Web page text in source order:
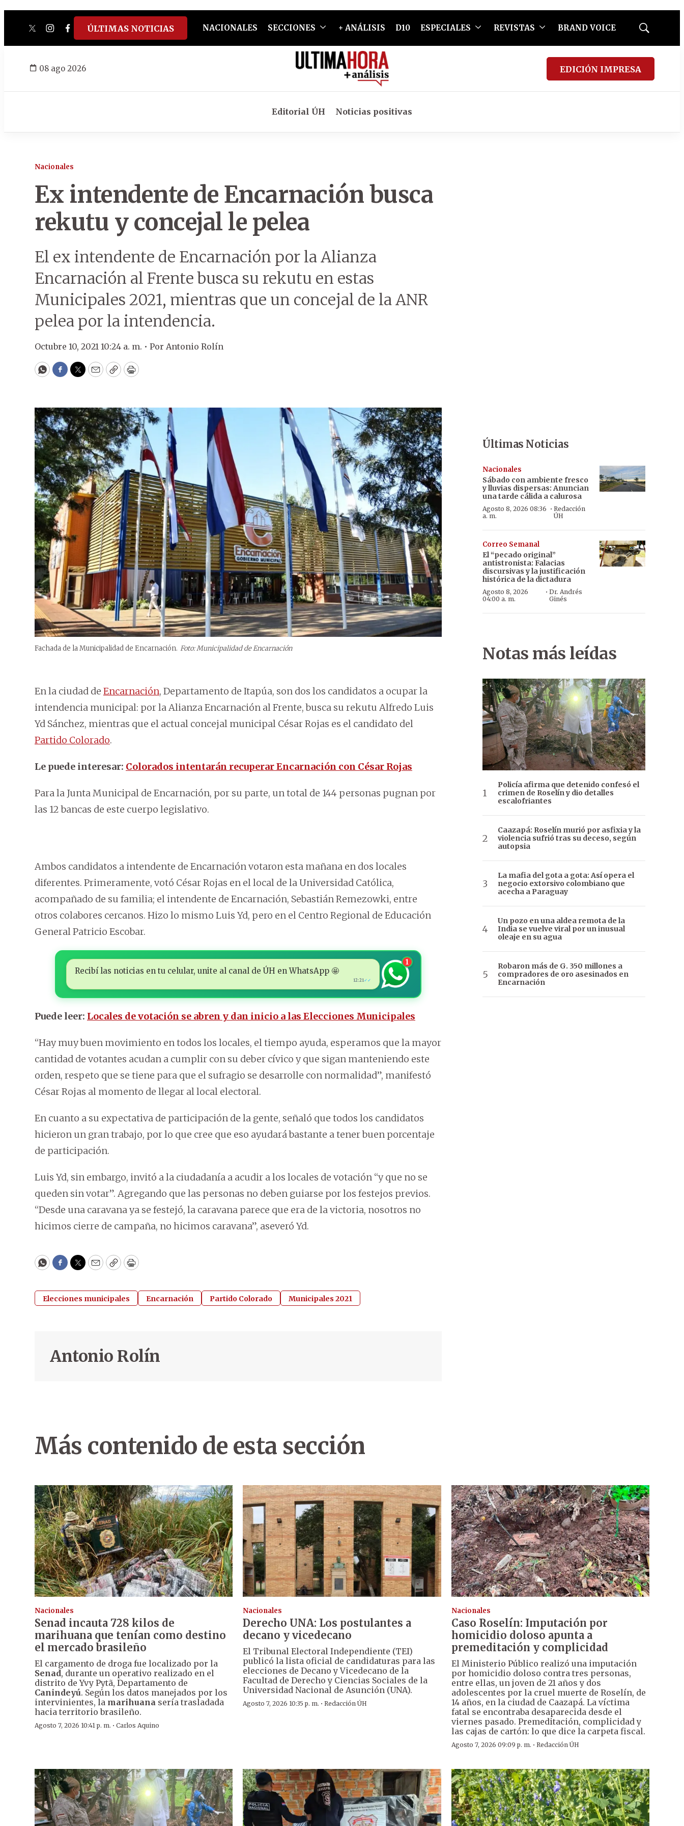
twitterinstagram
facebook
tiktokyoutube
spotify
ÚLTIMAS NOTICIAS NACIONALES SECCIONES + ANÁLISIS D10 ESPECIALES REVISTAS BRAND VOICE
Mostrar
08 ago 2026 EDICIÓN IMPRESA
Editorial ÚH Noticias positivas
Nacionales
Ex intendente de Encarnación busca
rekutu y concejal le pelea
El ex intendente de Encarnación por la Alianza
Encarnación al Frente busca su rekutu en estas
Municipales 2021, mientras que un concejal de la ANR
pelea por la intendencia.
Octubre 10, 2021 10:24 a. m. • Por Antonio Rolín
WhatsApp
Facebook
Twitter
EmailCopyPrint
Fachada de la Municipalidad de Encarnación. Foto: Municipalidad de Encarnación
En la ciudad de Encarnación, Departamento de Itapúa, son dos los candidatos a ocupar la
intendencia municipal: por la Alianza Encarnación al Frente, busca su rekutu Alfredo Luis
Yd Sánchez, mientras que el actual concejal municipal César Rojas es el candidato del
Partido Colorado.
Le puede interesar: Colorados intentarán recuperar Encarnación con César Rojas
Para la Junta Municipal de Encarnación, por su parte, un total de 144 personas pugnan por
las 12 bancas de este cuerpo legislativo.
Ambos candidatos a intendente de Encarnación votaron esta mañana en dos locales
diferentes. Primeramente, votó César Rojas en el local de la Universidad Católica,
acompañado de su familia; el intendente de Encarnación, Sebastián Remezowki, entre
otros colabores cercanos. Hizo lo mismo Luis Yd, pero en el Centro Regional de Educación
General Patricio Escobar.
Recibí las noticias en tu celular, unite al canal de ÚH en WhatsApp 🤩
12:21✓✓
1
Puede leer: Locales de votación se abren y dan inicio a las Elecciones Municipales
“Hay muy buen movimiento en todos los locales, el tiempo ayuda, esperamos que la mayor
cantidad de votantes acudan a cumplir con su deber cívico y que sigan manteniendo este
orden, respeto que se tiene para que el sufragio se desarrolle con normalidad”, manifestó
César Rojas al momento de llegar al local electoral.
En cuanto a su expectativa de participación de la gente, señaló que todos los candidatos
hicieron un gran trabajo, por lo que cree que eso ayudará bastante a tener buen porcentaje
de participación.
Luis Yd, sin embargo, invitó a la ciudadanía a acudir a los locales de votación “y que no se
queden sin votar”. Agregando que las personas no deben guiarse por los festejos previos.
“Desde una caravana ya se festejó, la caravana parece que era de la victoria, nosotros no
hicimos cierre de campaña, no hicimos caravana”, aseveró Yd.
WhatsApp
Facebook
Twitter
EmailCopyPrint
Elecciones municipales Encarnación Partido Colorado Municipales 2021
Antonio Rolín
Últimas Noticias
Nacionales
Sábado con ambiente fresco
y lluvias dispersas: Anuncian
una tarde cálida a calurosa
Agosto 8, 2026 08:36
a. m.
·Redacción
ÚH
Correo Semanal
El “pecado original”
antistronista: Falacias
discursivas y la justificación
histórica de la dictadura
Agosto 8, 2026
04:00 a. m.
·Dr. Andrés
Ginés
Notas más leídas
Policía afirma que detenido confesó el
crimen de Roselín y dio detalles
escalofriantes
Caazapá: Roselín murió por asfixia y la
violencia sufrió tras su deceso, según
autopsia
La mafia del gota a gota: Así opera el
negocio extorsivo colombiano que
acecha a Paraguay
Un pozo en una aldea remota de la
India se vuelve viral por un inusual
oleaje en su agua
Robaron más de G. 350 millones a
compradores de oro asesinados en
Encarnación
Más contenido de esta sección
Nacionales
Senad incauta 728 kilos de
marihuana que tenían como destino
el mercado brasileño
El cargamento de droga fue localizado por la
Senad, durante un operativo realizado en el
distrito de Yvy Pytã, Departamento de
Canindeyú. Según los datos manejados por los
intervinientes, la marihuana sería trasladada
hacia territorio brasileño.
Agosto 7, 2026 10:41 p. m. · Carlos Aquino
Nacionales
Derecho UNA: Los postulantes a
decano y vicedecano
El Tribunal Electoral Independiente (TEI)
publicó la lista oficial de candidaturas para las
elecciones de Decano y Vicedecano de la
Facultad de Derecho y Ciencias Sociales de la
Universidad Nacional de Asunción (UNA).
Agosto 7, 2026 10:35 p. m. ·Redacción ÚH
Nacionales
Caso Roselín: Imputación por
homicidio doloso apunta a
premeditación y complicidad
El Ministerio Público realizó una imputación
por homicidio doloso contra tres personas,
entre ellas, un joven de 21 años y dos
adolescentes por la cruel muerte de Roselín, de
14 años, en la ciudad de Caazapá. La víctima
fatal se encontraba desaparecida desde el
viernes pasado. Premeditación, complicidad y
las cajas de cartón: lo que dice la carpeta fiscal.
Agosto 7, 2026 09:09 p. m. · Redacción ÚH